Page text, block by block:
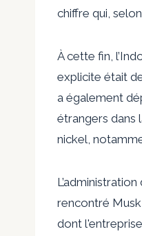
chiffre qui,
À cette fin,
explicite était
a également
étrangers dans
nickel,
rencontré Musk
dont